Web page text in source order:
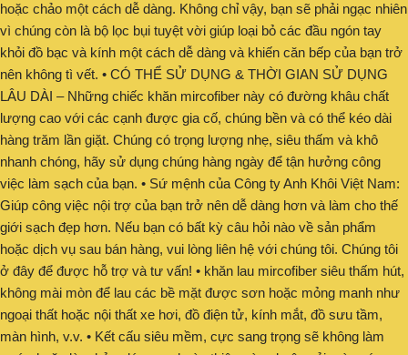
hoặc chảo một cách dễ dàng. Không chỉ vậy, bạn sẽ phải ngạc nhiên
vì chúng còn là bộ lọc bụi tuyệt vời giúp loại bỏ các đầu ngón tay
khỏi đồ bạc và kính một cách dễ dàng và khiến căn bếp của bạn trở
nên không tì vết. • CÓ THỂ SỬ DỤNG & THỜI GIAN SỬ DỤNG
LÂU DÀI – Những chiếc khăn mircofiber này có đường khâu chất
lượng cao với các cạnh được gia cố, chúng bền và có thể kéo dài
hàng trăm lần giặt. Chúng có trọng lượng nhẹ, siêu thấm và khô
nhanh chóng, hãy sử dụng chúng hàng ngày để tận hưởng công
việc làm sạch của bạn. • Sứ mệnh của Công ty Anh Khôi Việt Nam:
Giúp công việc nội trợ của bạn trở nên dễ dàng hơn và làm cho thế
giới sạch đẹp hơn. Nếu bạn có bất kỳ câu hỏi nào về sản phẩm
hoặc dịch vụ sau bán hàng, vui lòng liên hệ với chúng tôi. Chúng tôi
ở đây để được hỗ trợ và tư vấn! • khăn lau mircofiber siêu thấm hút,
không mài mòn để lau các bề mặt được sơn hoặc mỏng manh như
ngoại thất hoặc nội thất xe hơi, đồ điện tử, kính mắt, đồ sưu tầm,
màn hình, v.v. • Kết cấu siêu mềm, cực sang trọng sẽ không làm